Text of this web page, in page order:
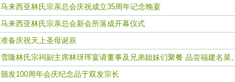
马来西亚林氏宗亲总会庆祝成立35周年记念晚宴
马来西亚林氏宗亲总会新会所落成开幕仪式
准备庆祝天上圣母诞辰
雪隆林氏宗祠副主席林玡珲宴请董事及兄弟姐妹们聚餐 品尝福建名菜。
颁发100周年会庆纪念品于双发宗长